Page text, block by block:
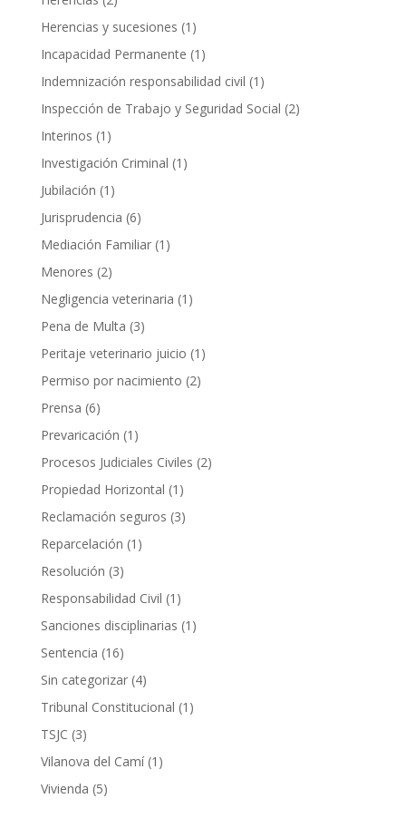
Herencias y sucesiones (1)
Incapacidad Permanente (1)
Indemnización responsabilidad civil (1)
Inspección de Trabajo y Seguridad Social (2)
Interinos (1)
Investigación Criminal (1)
Jubilación (1)
Jurisprudencia (6)
Mediación Familiar(1)
Menores (2)
Negligencia veterinaria (1)
Pena de Multa (3)
Peritaje veterinario juicio (1)
Permiso por nacimiento (2)
Prensa (6)
Prevaricación (1)
Procesos Judiciales Civiles (2)
Propiedad Horizontal (1)
Reclamación seguros (3)
Reparcelación (1)
Resolución (3)
Responsabilidad Civil (1)
Sanciones disciplinarias (1)
Sentencia (16)
Sin categorizar(4)
Tribunal Constitucional (1)
TSJC (3)
Vilanova del Camí(1)
Vivienda (5)